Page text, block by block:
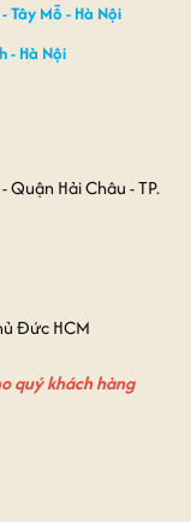
Tây Mỗ - Hà Nội
- Hà Nội
Quận Hải Châu - TP.
Đức HCM
quý khách hàng